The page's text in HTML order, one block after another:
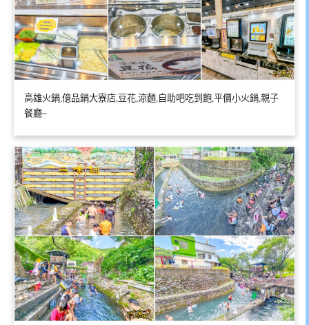
高雄火鍋,億品鍋大寮店,豆花,涼麵,自助吧吃到飽,平價小火鍋,親子
餐廳~